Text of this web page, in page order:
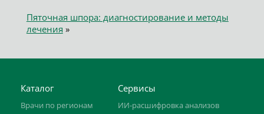
Пяточная шпора: диагностирование и методы
лечения »
Каталог
Врачи по регионам
Сервисы
ИИ-расшифровка анализов